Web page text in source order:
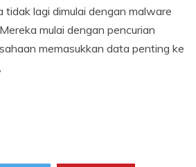
tidak lagi dimulai dengan malware
mulai dengan pencurian
memasukkan data penting ke